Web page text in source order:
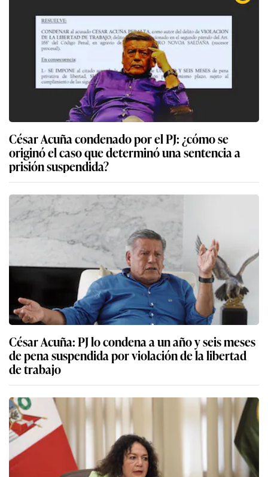
César Acuña condenado por el PJ: ¿cómo se
originó el caso que determinó una sentencia a
prisión suspendida?
César Acuña: PJ lo condena a un año y seis meses
de pena suspendida por violación de la libertad
de trabajo